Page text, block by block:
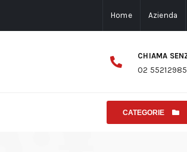
Home Azienda
CHIAMA
02 55212985
CATEGORIE